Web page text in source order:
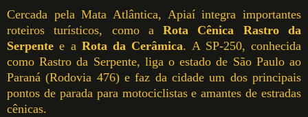
Cercada pela Mata Atlântica, Apiaí integra importantes
roteiros turísticos, como aRota Cênica Rastro da
Serpente e a Rota da Cerâmica. A SP-250, conhecida
como Rastro da Serpente, liga o estado de São Paulo ao
Paraná (Rodovia 476) e faz da cidade um dos principais
pontos de parada para motociclistas e amantes de estradas
cênicas.